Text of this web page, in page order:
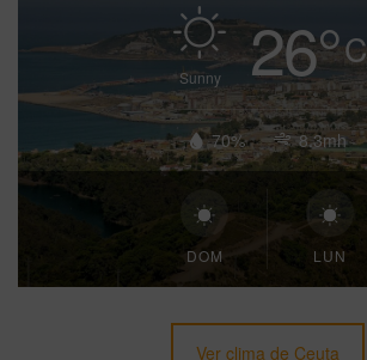
Sunny 26°C
70% 8.3mh
DOM LUN
Ver clima de Ceuta